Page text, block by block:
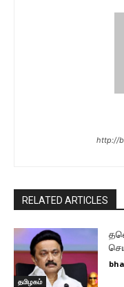
http://
RELATED ARTICLES
தமிழகம்